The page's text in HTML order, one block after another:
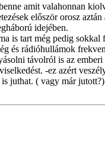
amit valahonnan
először orosz
idejében.
is tart még pedig sokkal
és rádióhullámok
távolról is az emberi
-ez azért
is juthat. ( vagy már jutott?)